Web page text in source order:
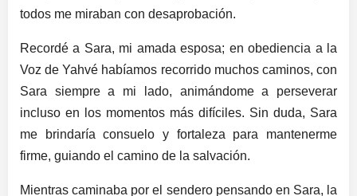
todos me miraban con desaprobación.
Recordé a Sara, mi amada esposa; en obediencia a la
Voz de Yahvé habíamos recorrido muchos caminos, con
Sara siempre a mi lado, animándome a perseverar
incluso en los momentos más difíciles. Sin duda, Sara
me brindaría consuelo y fortaleza para mantenerme
firme, guiando el camino de la salvación.
Mientras caminaba por el sendero pensando en Sara, la